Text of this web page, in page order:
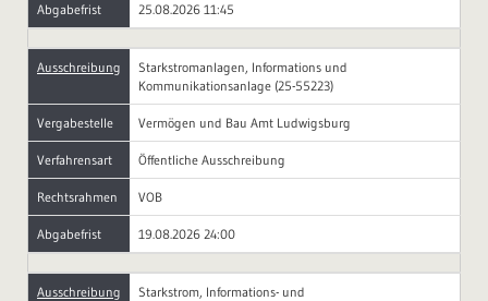
Abgabefrist 25.08.2026 11:45
Ausschreibung
Starkstromanlagen, Informations und
Kommunikationsanlage (25-55223)
Vergabestelle Vermögen und Bau Amt Ludwigsburg
Verfahrensart Öffentliche Ausschreibung
Rechtsrahmen VOB
Abgabefrist 19.08.2026 24:00
Ausschreibung
Starkstrom, Informations- und